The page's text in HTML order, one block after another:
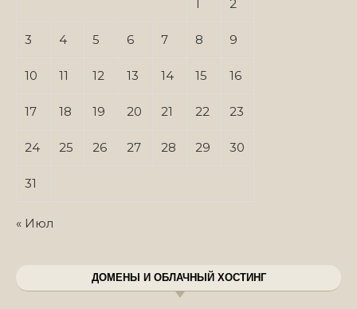
1 2
3 4 5 6 7 8 9
10 11 12 13 14 15 16
17 18 19 20 21 22 23
24 25 26 27 28 29 30
31
« Июл
ДОМЕНЫ И ОБЛАЧНЫЙ ХОСТИНГ